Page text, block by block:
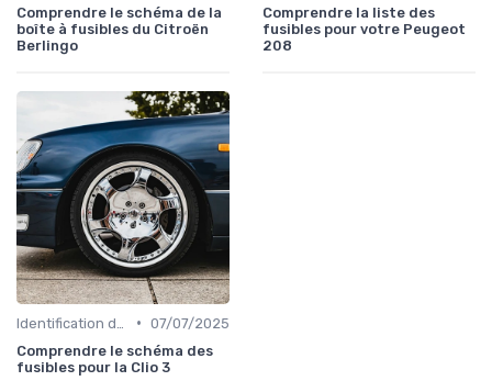
Comprendre le schéma de la
boîte à fusibles du Citroën
Berlingo
Comprendre la liste des
fusibles pour votre Peugeot
208
• 07/07/2025
Comprendre le schéma des
fusibles pour la Clio 3